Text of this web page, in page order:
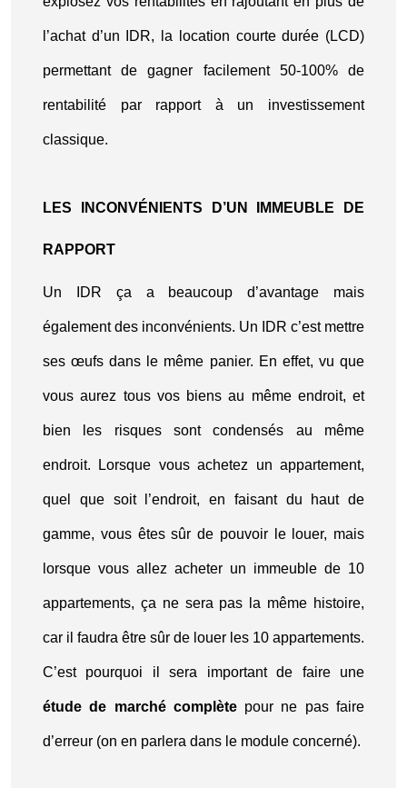
l’achat d’un IDR, la location courte durée (LCD)
permettant de gagner facilement 50-100% de
rentabilité par rapport à un investissement
classique.
LES INCONVÉNIENTS D’UN IMMEUBLE DE
RAPPORT
Un IDR ça a beaucoup d’avantage mais
également des inconvénients. Un IDR c’est mettre
ses œufs dans le même panier. En effet, vu que
vous aurez tous vos biens au même endroit, et
bien les risques sont condensés au même
endroit. Lorsque vous achetez un appartement,
quel que soit l’endroit, en faisant du haut de
gamme, vous êtes sûr de pouvoir le louer, mais
lorsque vous allez acheter un immeuble de 10
appartements, ça ne sera pas la même histoire,
car il faudra être sûr de louer les 10 appartements.
C’est pourquoi il sera important de faire une
étude de marché complètepour ne pas faire
d’erreur (on en parlera dans le module concerné).